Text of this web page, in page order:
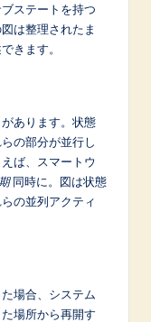
ステートを持つ
は整理されたま
きます。
あります。状態
の部分が並行し
ば、スマートウ
同時に。図は状態
の並列アクティ
場合、システム
場所から再開す